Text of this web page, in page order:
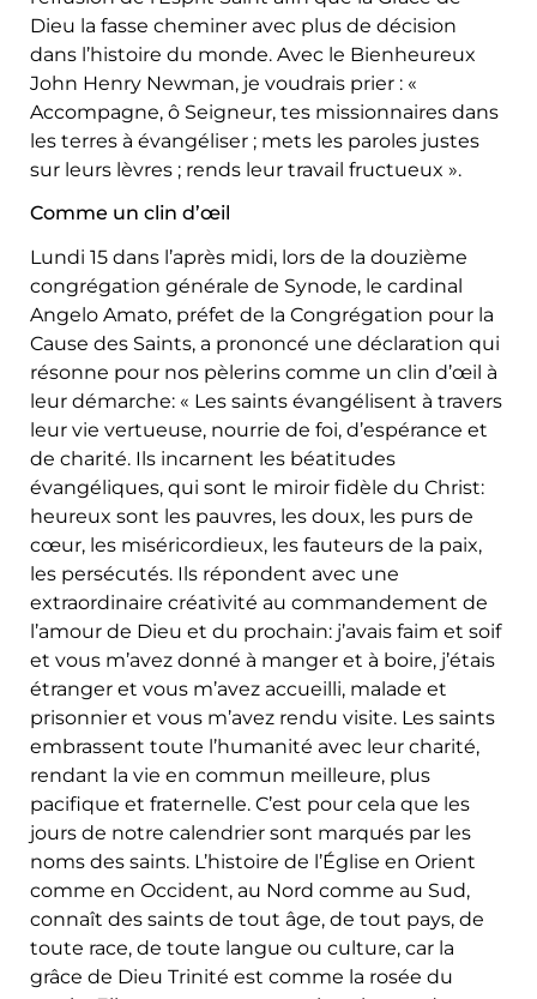
Dieu la fasse cheminer avec plus de décision
dans l’histoire du monde. Avec le Bienheureux
John Henry Newman, je voudrais prier : «
Accompagne, ô Seigneur, tes missionnaires dans
les terres à évangéliser ; mets les paroles justes
sur leurs lèvres ; rends leur travail fructueux ».
Comme un clin d’œil
Lundi 15 dans l’après midi, lors de la douzième
congrégation générale de Synode, le cardinal
Angelo Amato, préfet de la Congrégation pour la
Cause des Saints, a prononcé une déclaration qui
résonne pour nos pèlerins comme un clin d’œil à
leur démarche: « Les saints évangélisent à travers
leur vie vertueuse, nourrie de foi, d’espérance et
de charité. Ils incarnent les béatitudes
évangéliques, qui sont le miroir fidèle du Christ:
heureux sont les pauvres, les doux, les purs de
cœur, les miséricordieux, les fauteurs de la paix,
les persécutés. Ils répondent avec une
extraordinaire créativité au commandement de
l’amour de Dieu et du prochain: j’avais faim et soif
et vous m’avez donné à manger et à boire, j’étais
étranger et vous m’avez accueilli, malade et
prisonnier et vous m’avez rendu visite. Les saints
embrassent toute l’humanité avec leur charité,
rendant la vie en commun meilleure, plus
pacifique et fraternelle. C’est pour cela que les
jours de notre calendrier sont marqués par les
noms des saints. L’histoire de l’Église en Orient
comme en Occident, au Nord comme au Sud,
connaît des saints de tout âge, de tout pays, de
toute race, de toute langue ou culture, car la
grâce de Dieu Trinité est comme la rosée du